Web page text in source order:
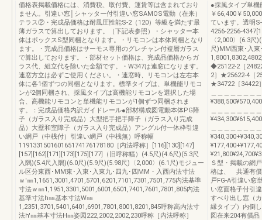
価格表掲載価格には、消費税、取付費、運賃等は含まれており
ません。引違い窓│シャッター付引違い窓SAMOS電動（在来）
テラス②・完成品価格は耐風圧性能S-2（120）等級を満たす最
薄ガラスで算出しております。（下記表参照）・シャッター本
体はボックスS型同梱となります。・リモコンは本体同梱となり
ます。・完成品価格はサーモス専用のグレチャン付複層ガラス
で算出しております。・部材セット価格は、完成品価格からガ
ラス代、組立代を除いた金額です。・W347は連窓になります。
連窓方立は必ずご使用ください。・連窓時、リモコンは左右本
体に各1個ずつの同梱となります。標準タイプは、単機能リモコ
ンが2個同梱され、採風タイプは高機能リモコンを選択した場
合、高機能リモコンと単機能リモコンが1個ずつ同梱されま
す。：完成品価格内訳ガイドレール●部材構成図電動本体PG障
子（ガラス入り完成品）大型把手把手障子（ガラス入り完成
品）大壁和室障子（ガラス入り完成品）アングル付一体枠引違
い網戸（中桟付）引違い網戸（中桟無）呼称幅
119133150160165174176178180［内法呼称］[116][130][147]
[157][162][171][173][175][177]（旧呼称幅）(4.5尺)(4.6尺)(5.3尺
入隅)(5.4尺入隅)(6.0尺)(5.9尺)(5.98尺)〈2,000〉(6.1尺)モジュー
ル区分東西･MM東･入東･入東九･四九･四MM・入西内法寸法
ｗ'㎜1,1651,3001,4701,5701,6201,7101,7301,7501,775内法基準
寸法ｗ㎜1,1951,3301,5001,6001,6501,7401,7601,7801,805内法
基準寸法h㎜基本寸法W㎜
1,2351,3701,5401,6401,6901,7801,8001,8201,845呼称高内法寸
法h'㎜基本寸法H㎜姿図222,2002,2002,230呼称［内法呼称］
●採風タイプ単機
￥66,400￥
ています。透明
4256-2256-
〈2,000〉(6.3
尺)MM西東･入東
◆25122-2［
2］★25622-4［
★34722［34422
Ｓ型・掲載の網
格は、 共通有償
戸FG-A引違い窓
い窓面格子付引
すべり出し窓（
縁タイプ）内倒
図在来204有償品